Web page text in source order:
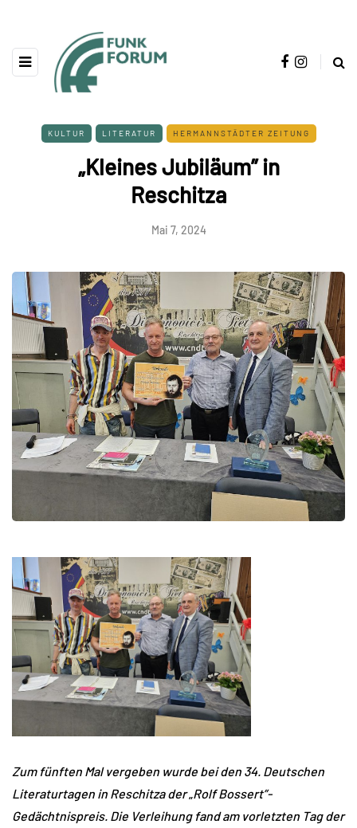
KULTUR LITERATUR HERMANNSTÄDTER ZEITUNG
„Kleines Jubiläum” in
Reschitza
Mai 7, 2024
Zum fünften Mal vergeben wurde bei den 34. Deutschen
Literaturtagen in Reschitza der„Rolf Bossert”-
Gedächtnispreis. Die Verleihung fand am vorletzten Tag der